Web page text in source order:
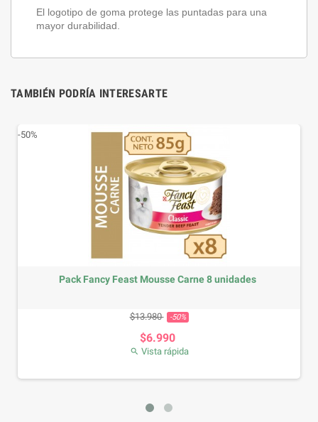
El logotipo de goma protege las puntadas para una
mayor durabilidad.
TAMBIÉN PODRÍA INTERESARTE
Pack Fancy Feast Mousse Carne 8 unidades
Precio base
$13.980 -50% Precio
$6.990
-50%
Vista rápida